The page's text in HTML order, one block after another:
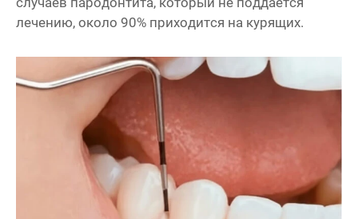
лечению, около 90% приходится на курящих.